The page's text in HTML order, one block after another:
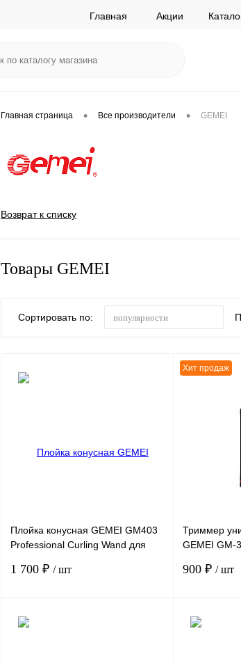
Главная Акции
Главная страница • Все производители • GEMEI
Возврат к списку
Товары GEMEI
Сортировать по: популярности
Плойка конусная GEMEI GM403
Professional Curling Wand для
1 700 ₽ / шт
Хит продаж
Триммер
GEMEI GM-
900 ₽ / шт